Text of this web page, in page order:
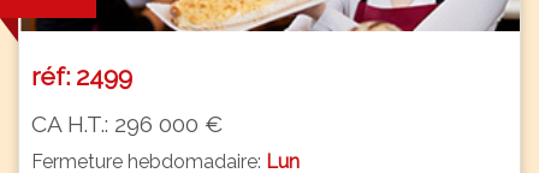
réf: 2499
CA H.T.: 296 000 €
Fermeture hebdomadaire: Lun